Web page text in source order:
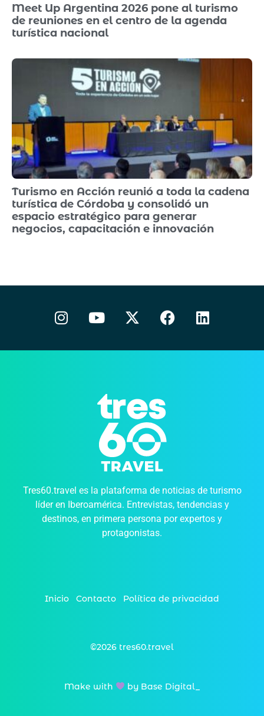
Meet Up Argentina 2026 pone al turismo
de reuniones en el centro de la agenda
turística nacional
Turismo en Acción reunió a toda la cadena
turística de Córdoba y consolidó un
espacio estratégico para generar
negocios, capacitación e innovación
Tres60.travel es la plataforma de noticias de turismo
líder en Iberoamérica. Entrevistas, tendencias y
destinos, en primera persona por expertos y
protagonistas.
Inicio Contacto Política de privacidad
©2026 tres60.travel
Make with by Base Digital_